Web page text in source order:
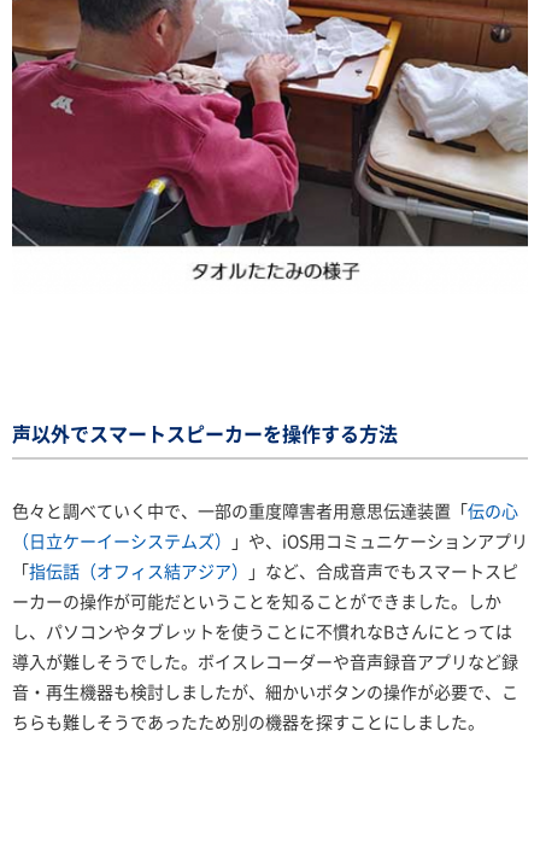
声以外でスマートスピーカーを操作する方法
色々と調べていく中で、一部の重度障害者用意思伝達装置「伝の心
（日立ケーイーシステムズ） 」や、iOS用コミュニケーションアプリ
「指伝話（オフィス結アジア） 」など、合成音声でもスマートスピ
ーカーの操作が可能だということを知ることができました。しか
し、パソコンやタブレットを使うことに不慣れなBさんにとっては
導入が難しそうでした。ボイスレコーダーや音声録音アプリなど録
音・再生機器も検討しましたが、細かいボタンの操作が必要で、こ
ちらも難しそうであったため別の機器を探すことにしました。